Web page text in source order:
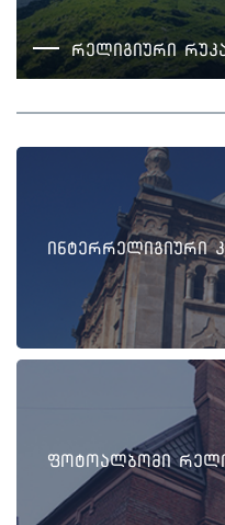
რელიგიური
ინტერრელიგიური
ფოტოალბომი